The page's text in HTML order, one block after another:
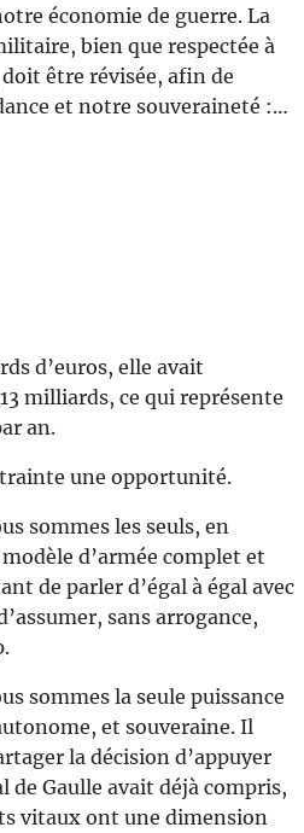
économie de guerre. La
bien que respectée à
doit être révisée, afin de
et notre souveraineté :…
d’euros, elle avait
milliards, ce qui représente
an.
une opportunité.
sommes les seuls, en
d’armée complet et
de parler d’égal à égal avec
sans arrogance,
sommes la seule puissance
et souveraine. Il
la décision d’appuyer
de Gaulle avait déjà compris,
vitaux ont une dimension